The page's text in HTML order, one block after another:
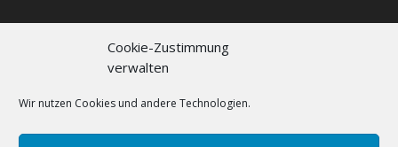
Cookie-Zustimmung
verwalten
Wir nutzen Cookies und andere Technologien.
Kontakt
Datenschutzerklärung
Cookie policy (EU)